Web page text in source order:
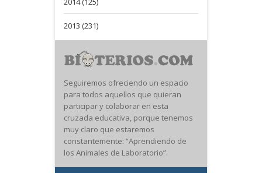
2013 (231)
Seguiremos ofreciendo un espacio
para todos aquellos que quieran
participar y colaborar en esta
cruzada educativa, porque tenemos
muy claro que estaremos
constantemente: “Aprendiendo de
los Animales de Laboratorio”.